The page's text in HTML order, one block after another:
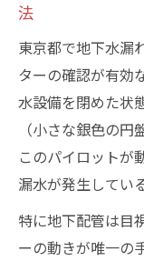
法
東京都で地下水漏
ターの確認が有効
水設備を閉めた状
（小さな銀色の円
このパイロットが
漏水が発生してい
特に地下配管は目
ーの動きが唯一の